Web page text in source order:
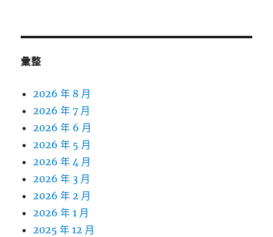
彙整
2026 年 8 月
2026 年 7 月
2026 年 6 月
2026 年 5 月
2026 年 4 月
2026 年 3 月
2026 年 2 月
2026 年 1 月
2025 年 12 月